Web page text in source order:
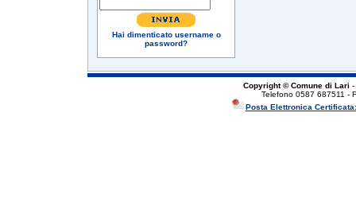
Hai dimenticato username o
password?
Copyright © Comune di Lari -
Telefono 0587 687511 -
Posta Elettronica Certificata: